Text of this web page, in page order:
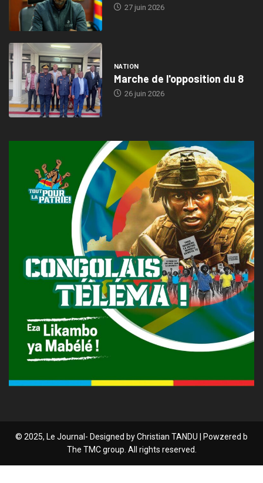
27 juin 2026
NATION
Marche de l'opposition du 8
26 juin 2026
© 2025, Le Journal- Designed by Christian TANDU | Powzered b
The TMC group. All rights reserved.